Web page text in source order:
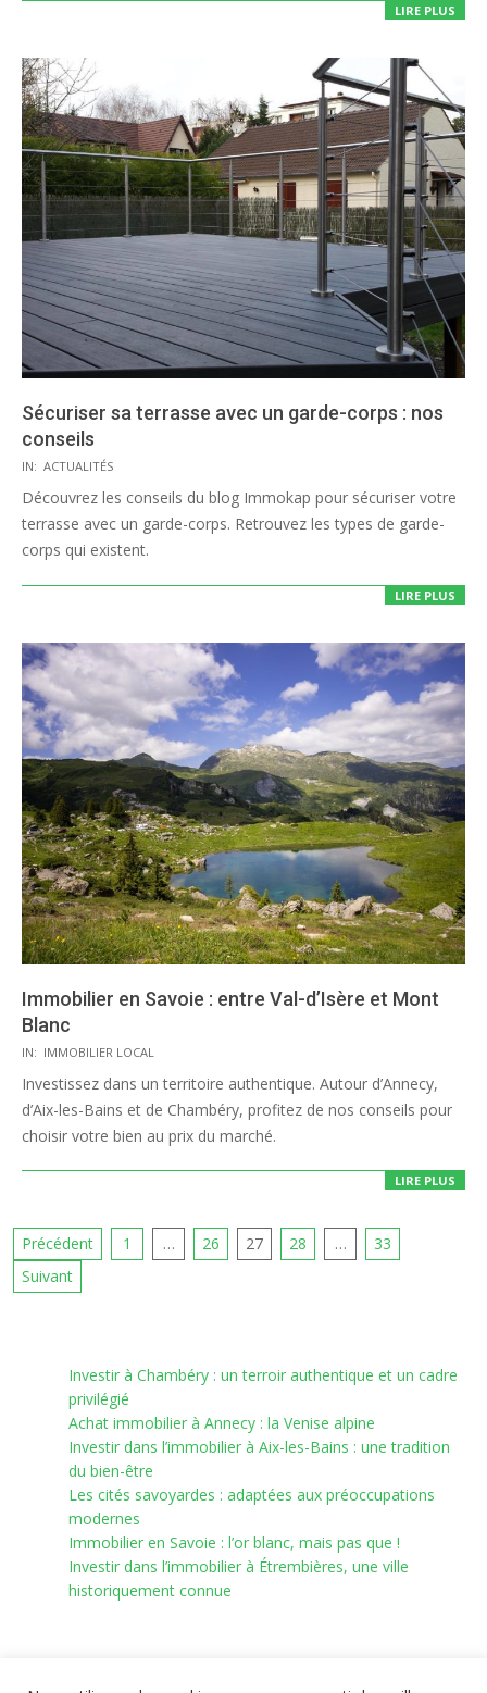
LIRE PLUS
Sécuriser sa terrasse avec un garde-corps : nos
conseils
2020-
07-
30
IN: ACTUALITÉS
Découvrez les conseils du blog Immokap pour sécuriser votre
terrasse avec un garde-corps. Retrouvez les types de garde-
corps qui existent.
LIRE PLUS
Immobilier en Savoie : entre Val-d’Isère et Mont
Blanc
2020-
07-
28
IN: IMMOBILIER LOCAL
Investissez dans un territoire authentique. Autour d’Annecy,
d’Aix-les-Bains et de Chambéry, profitez de nos conseils pour
choisir votre bien au prix du marché.
LIRE PLUS
Précédent 1 … 26 27 28 …
33
Suivant
Investir à Chambéry : un terroir authentique et un cadre
privilégié
Achat immobilier à Annecy : la Venise alpine
Investir dans l’immobilier à Aix-les-Bains : une tradition
du bien-être
Les cités savoyardes : adaptées aux préoccupations
modernes
Immobilier en Savoie : l’or blanc, mais pas que !
Investir dans l’immobilier à Étrembières, une ville
historiquement connue